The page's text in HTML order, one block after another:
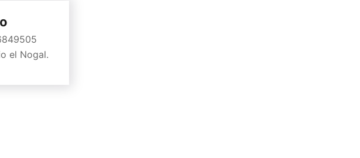
el Nogal.